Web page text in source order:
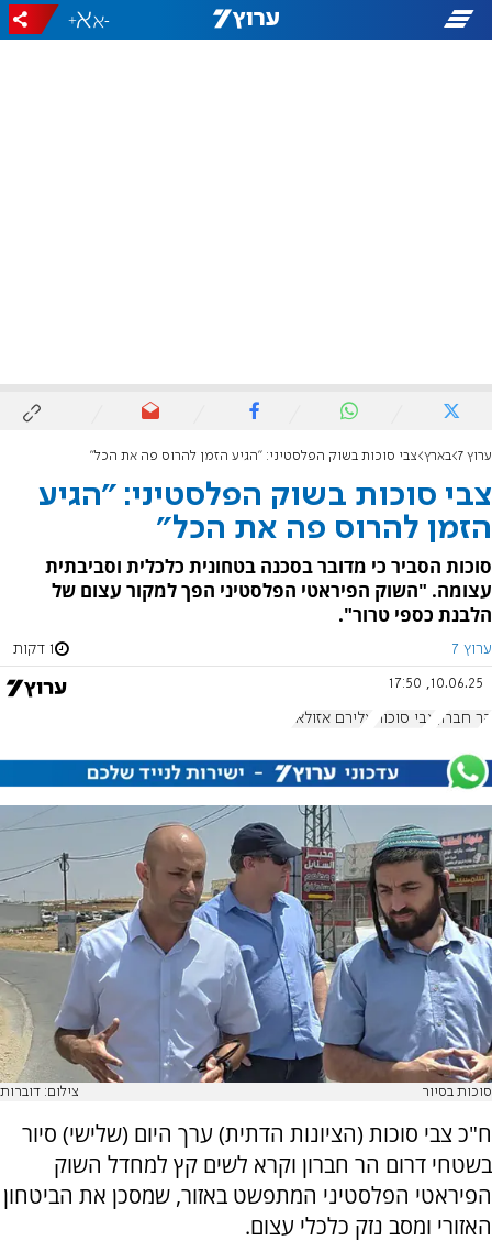
-
+
ערוץ 7 בארץ צבי סוכות בשוק הפלסטיני: "הגיע הזמן להרוס פה את הכל"
צבי סוכות בשוק הפלסטיני: "הגיע
הזמן להרוס פה את הכל"
סוכות הסביר כי מדובר בסכנה בטחונית כלכלית וסביבתית
עצומה. "השוק הפיראטי הפלסטיני הפך למקור עצום של
הלבנת כספי טרור".
ערוץ 7 1 דקות
10.06.25, 17:50
הר חברון צבי סוכות אלירם אזולאי
סוכות בסיור צילום: דוברות
ח"כ צבי סוכות (הציונות הדתית) ערך היום (שלישי) סיור
בשטחי דרום הר חברון וקרא לשים קץ למחדל השוק
הפיראטי הפלסטיני המתפשט באזור, שמסכן את הביטחון
האזורי ומסב נזק כלכלי עצום.